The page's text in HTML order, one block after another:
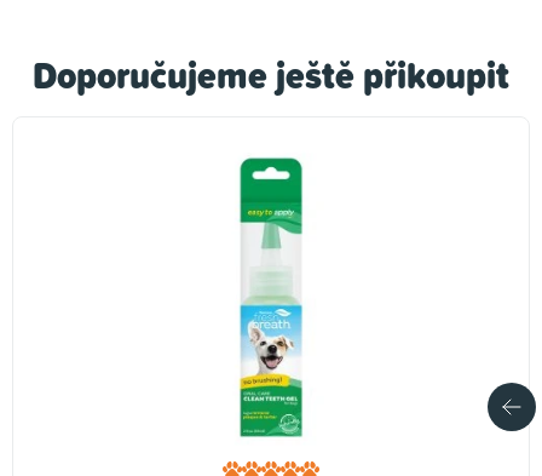
Doporučujeme ještě přikoupit